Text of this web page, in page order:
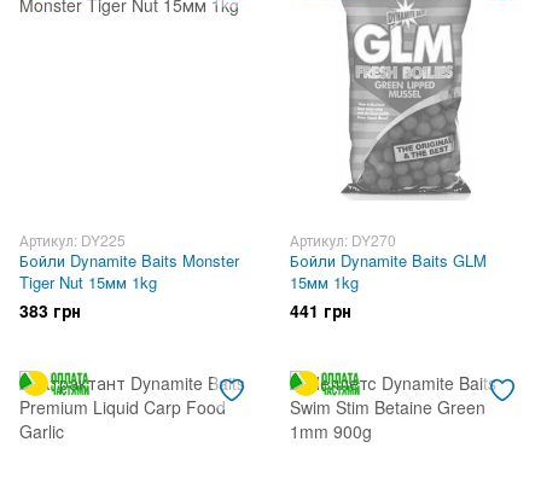
Артикул: DY225
Бойли Dynamite Baits Monster
Tiger Nut 15мм 1kg
383 грн
Артикул: DY270
Бойли Dynamite Baits GLM
15мм 1kg
441 грн